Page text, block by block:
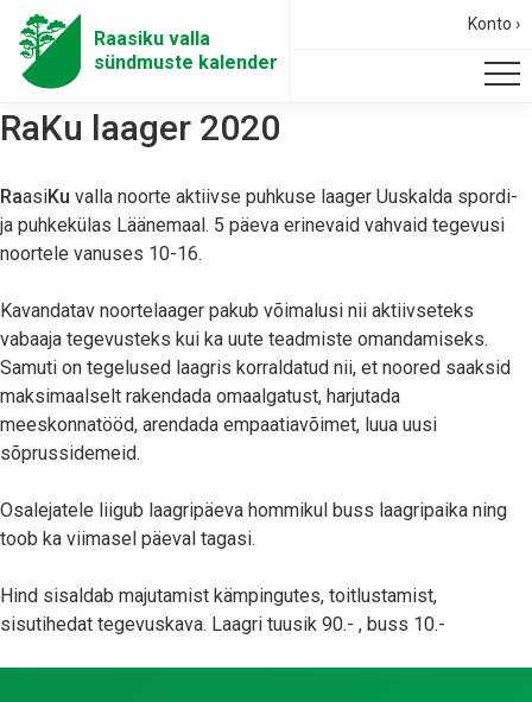
Raasiku valla
sündmuste kalender
Konto ›
RaKu laager 2020
RaasiKu valla noorte aktiivse puhkuse laager Uuskalda spordi-
ja puhkekülas Läänemaal. 5 päeva erinevaid vahvaid tegevusi
noortele vanuses 10-16.
Kavandatav noortelaager pakub võimalusi nii aktiivseteks
vabaaja tegevusteks kui ka uute teadmiste omandamiseks.
Samuti on tegelused laagris korraldatud nii, et noored saaksid
maksimaalselt rakendada omaalgatust, harjutada
meeskonnatööd, arendada empaatiavõimet, luua uusi
sõprussidemeid.
Osalejatele liigub laagripäeva hommikul buss laagripaika ning
toob ka viimasel päeval tagasi.
Hind sisaldab majutamist kämpingutes, toitlustamist,
sisutihedat tegevuskava. Laagri tuusik 90.- , buss 10.-